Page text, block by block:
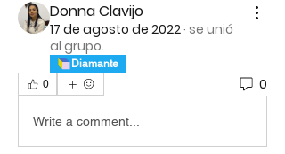
Donna Clavijo
17 de agosto de 2022· se unió
al grupo.
Diamante
0
0
Write a comment...